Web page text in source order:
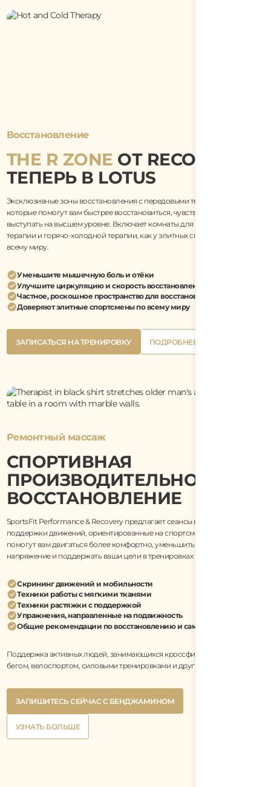
Восстановление
THE R ZONE ОТ RECOVER.
ТЕПЕРЬ В LOTUS
Эксклюзивные зоны восстановления с передовыми технологиями,
которые помогут вам быстрее восстановиться, чувствовать себя лучше и
выступать на высшем уровне. Включает комнаты для компрессионной
терапии и горячо-холодной терапии, как у элитных спортсменов по
всему миру.
Уменьшите мышечную боль и отёки
Улучшите циркуляцию и скорость восстановления
Частное, роскошное пространство для восстановления
Доверяют элитные спортсмены по всему миру
Button
Text
Button
ЗАПИСАТЬСЯ НА ТРЕНИРОВКУ
ЗАПИСАТЬСЯ НА ТРЕНИРОВКУ
Button
ПОДРОБНЕЕ
ПОДРОБНЕЕ
Ремонтный массаж
СПОРТИВНАЯ
ПРОИЗВОДИТЕЛЬНОСТЬ И
ВОССТАНОВЛЕНИЕ
SportsFit Performance & Recovery предлагает сеансы восстановления и
поддержки движений, ориентированные на спортсменов, которые
помогут вам двигаться более комфортно, уменьшить физическое
напряжение и поддержать ваши цели в тренировках и восстановлении.
Скрининг движений и мобильности
Техники работы с мягкими тканями
Техники растяжки с поддержкой
Упражнения, направленные на подвижность
Общие рекомендации по восстановлению и самоуправлению
Поддержка активных людей, занимающихся кроссфитом, хайроксом,
бегом, велоспортом, силовыми тренировками и другими видами спорта.
Button
ЗАПИШИТЕСЬ СЕЙЧАС С БЕНДЖАМИНОМ
ЗАПИШИТЕСЬ СЕЙЧАС С БЕНДЖАМИНОМ
Button
УЗНАТЬ БОЛЬШЕ
УЗНАТЬ БОЛЬШЕ